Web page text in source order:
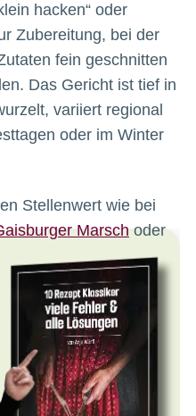
hacken“ oder
Zubereitung, bei der
fein geschnitten
Das Gericht ist tief in
variiert regional
oder im Winter
Stellenwert wie bei
Marschoder